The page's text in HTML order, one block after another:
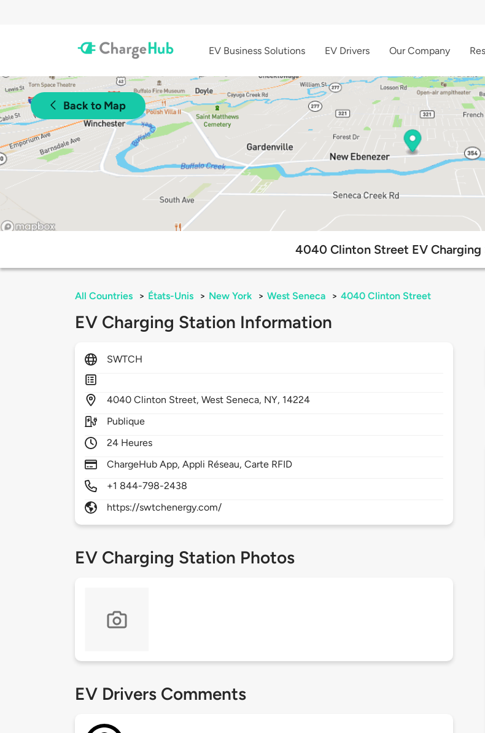
EV Business Solutions EV Drivers Our Company
Back to Map
4040 Clinton Street EV Charging
All Countries > États-Unis > New York > West Seneca > 4040 Clinton Street
EV Charging Station Information
SWTCH
4040Clinton Street,West Seneca, NY, 14224
Publique
24 Heures
ChargeHub App, Appli Réseau, Carte RFID
+1 844-798-2438
https://swtchenergy.com/
EV Charging Station Photos
EV Drivers Comments